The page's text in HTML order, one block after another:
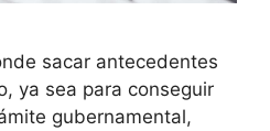
sacar antecedentes
ya sea para conseguir
gubernamental,